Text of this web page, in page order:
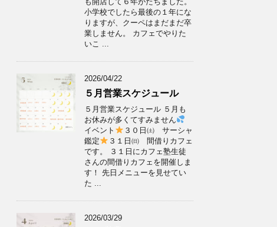
小学校でしたら最後の１年にな
りますが、クーペはまだまだ卒
業しません。 カフェでやりた
いこ ...
2026/04/22
５月営業スケジュール
５月営業スケジュール ５月も
お休みが多くてすみません
イベント
３０日㈯ サーシャ
鑑定
３１日㈰ 間借りカフェ
です。 ３１日にカフェ塾生徒
さんの間借りカフェを開催しま
す！ 先日メニューを見せてい
た ...
2026/03/29